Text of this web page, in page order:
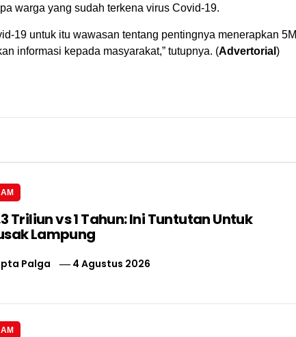
warga yang sudah terkena virus Covid-19.
19 untuk itu wawasan tentang pentingnya menerapkan 5M
informasi kepada masyarakat,” tutupnya. (Advertorial )
Triliun vs 1 Tahun: Ini Tuntutan Untuk
Lampung
Palga 4 Agustus 2026